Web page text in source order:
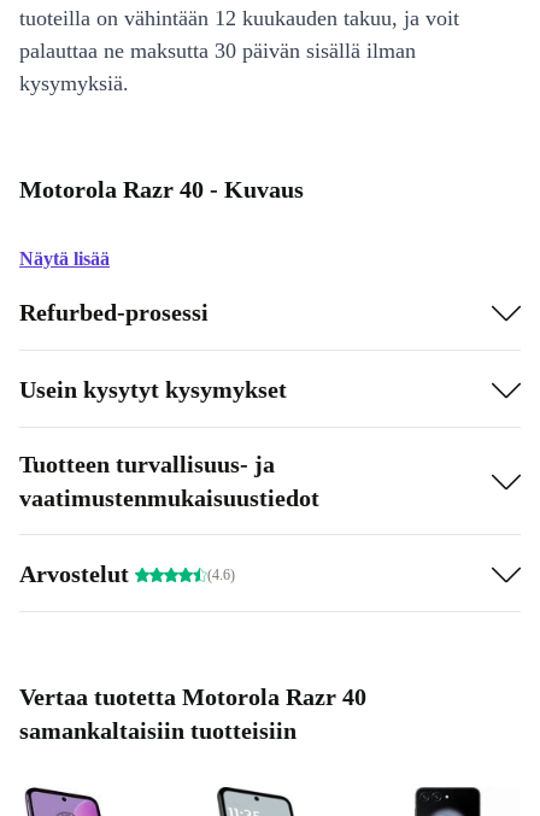
tuoteilla on vähintään 12 kuukauden takuu, ja voit
palauttaa ne maksutta 30 päivän sisällä ilman
kysymyksiä.
Motorola Razr 40 - Kuvaus
Näytä lisää
Refurbed-prosessi
Usein kysytyt kysymykset
Tuotteen turvallisuus- ja
vaatimustenmukaisuustiedot
Arvostelut (4.6)
Vertaa tuotetta Motorola Razr 40
samankaltaisiin tuotteisiin